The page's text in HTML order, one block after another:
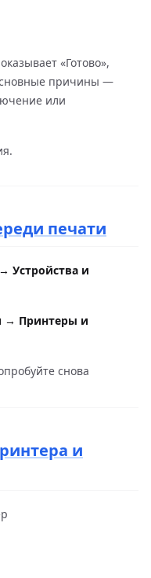
«Готово»,
причины —
или
печати
Устройства и
→ Принтеры и
снова
и